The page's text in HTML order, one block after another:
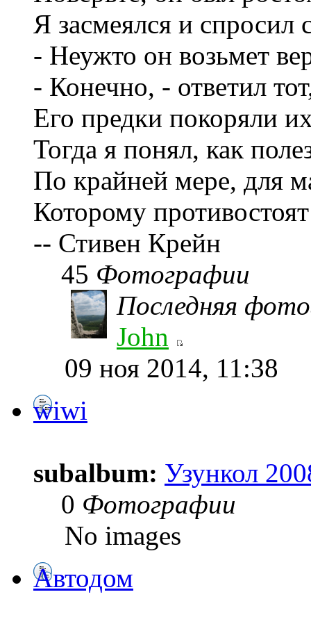
Я засмеялся и спросил
- Неужто он возьмет
- Конечно, - ответил
Его предки покоряли
Тогда я понял, как
По крайней мере, для
Которому
-- Стивен Крейн
45 Фотографии
Последняя
John
09 ноя 2014, 11:38
wiwi
subalbum: Узункол
0 Фотографии
No images
Автодом